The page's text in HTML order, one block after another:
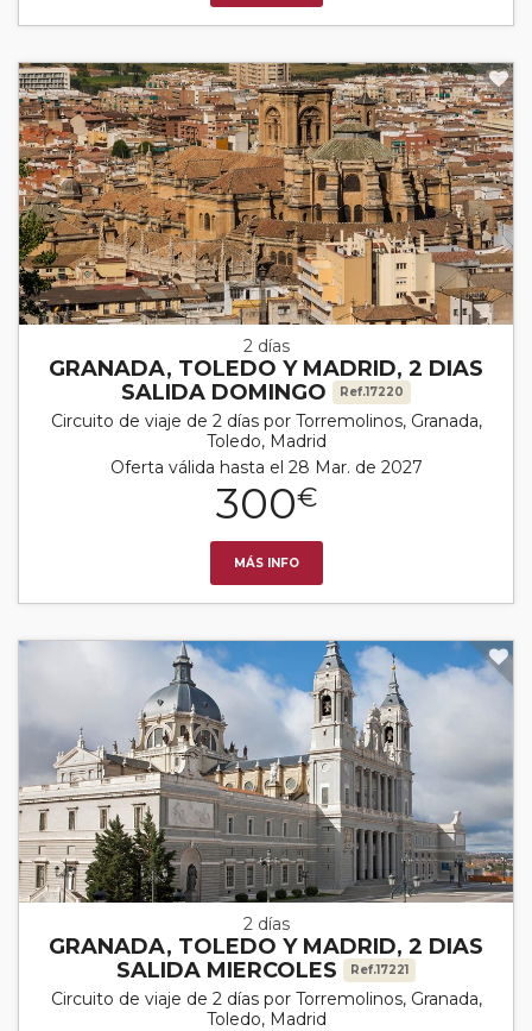
2 días
GRANADA, TOLEDO Y MADRID, 2 DIAS
SALIDA DOMINGO
Ref.17220
Circuito de viaje de 2 días por Torremolinos, Granada,
Toledo, Madrid
Oferta válida hasta el 28 Mar. de 2027
300€
MÁS INFO
2 días
GRANADA, TOLEDO Y MADRID, 2 DIAS
SALIDA MIERCOLES
Ref.17221
Circuito de viaje de 2 días por Torremolinos, Granada,
Toledo, Madrid